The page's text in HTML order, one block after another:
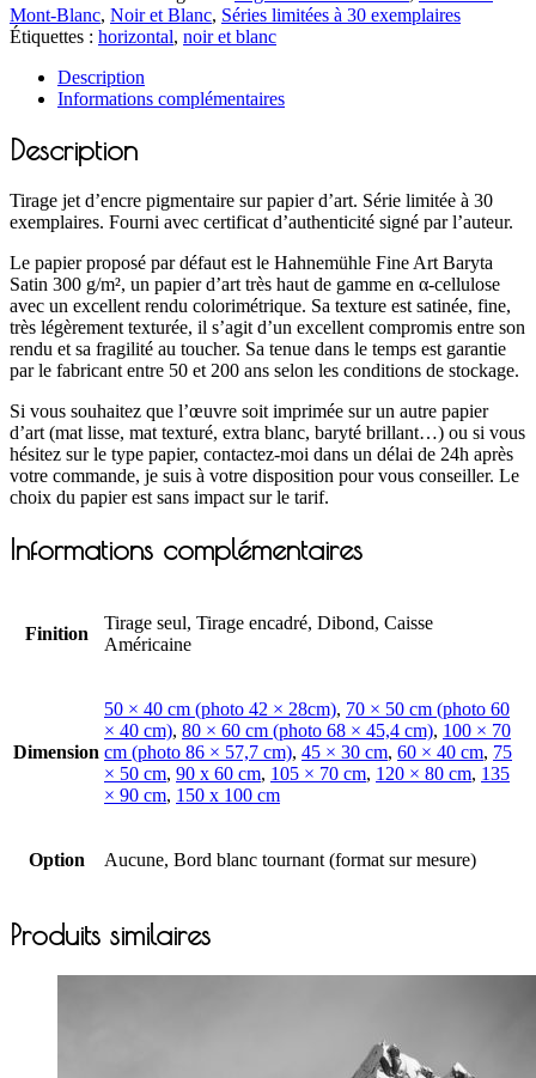
Mont-Blanc, Noir et Blanc, Séries limitées à 30 exemplaires
Étiquettes : horizontal, noir et blanc
Description
Informations complémentaires
Description
Tirage jet d’encre pigmentaire sur papier d’art. Série limitée à 30
exemplaires. Fourni avec certificat d’authenticité signé par l’auteur.
Le papier proposé par défaut est le Hahnemühle Fine Art Baryta
Satin 300 g/m², un papier d’art très haut de gamme en α-cellulose
avec un excellent rendu colorimétrique. Sa texture est satinée, fine,
très légèrement texturée, il s’agit d’un excellent compromis entre son
rendu et sa fragilité au toucher. Sa tenue dans le temps est garantie
par le fabricant entre 50 et 200 ans selon les conditions de stockage.
Si vous souhaitez que l’œuvre soit imprimée sur un autre papier
d’art (mat lisse, mat texturé, extra blanc, baryté brillant…) ou si vous
hésitez sur le type papier, contactez-moi dans un délai de 24h après
votre commande, je suis à votre disposition pour vous conseiller. Le
choix du papier est sans impact sur le tarif.
Informations complémentaires
Finition
Tirage seul, Tirage encadré, Dibond, Caisse
Américaine
Dimension
50 × 40 cm (photo 42 × 28cm), 70 × 50 cm (photo 60
× 40 cm), 80 × 60 cm (photo 68 × 45,4 cm), 100 × 70
cm (photo 86 × 57,7 cm), 45 × 30 cm, 60 × 40 cm, 75
× 50 cm, 90 x 60 cm, 105 × 70 cm, 120 × 80 cm, 135
× 90 cm, 150 x 100 cm
Option Aucune, Bord blanc tournant (format sur mesure)
Produits similaires